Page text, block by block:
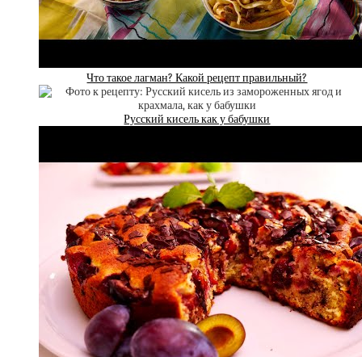
Что такое лагман? Какой рецепт правильный?
Русский кисель как у бабушки